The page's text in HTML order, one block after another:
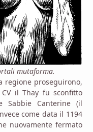
mutaforma.
regione proseguirono,
il Thay fu sconfitto
Sabbie Canterine (il
come data il 1194
nuovamente fermato